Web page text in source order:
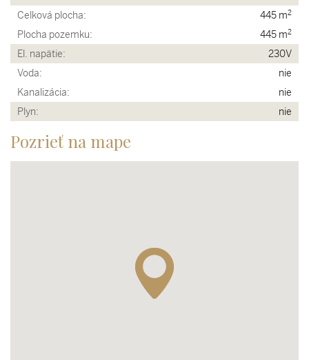
Celková plocha:
445 m2
Plocha pozemku: 445 m2
El. napätie:
230V
Voda:
nie
Kanalizácia:
nie
Plyn:
nie
Pozrieť na mape